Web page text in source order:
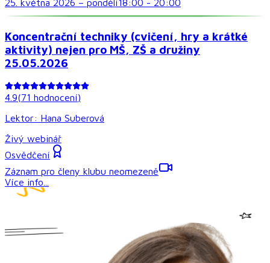
25. května 2026 – pondělí18:00 - 20:00
Koncentrační techniky (cvičení, hry a krátké
aktivity) nejen pro MŠ, ZŠ a družiny
25.05.2026
4.9(71 hodnocení)
Lektor: Hana Suberová
Živý webinář
Osvědčení
Záznam pro členy klubu neomezeně
Více info...